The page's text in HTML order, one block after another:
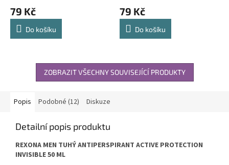
79 Kč
Do košíku
79 Kč
Do košíku
ZOBRAZIT VŠECHNY SOUVISEJÍCÍ PRODUKTY
Popis Podobné (12) Diskuze
Detailní popis produktu
REXONA MEN TUHÝ ANTIPERSPIRANT ACTIVE PROTECTION
INVISIBLE 50 ML